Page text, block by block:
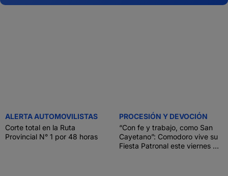
ALERTA AUTOMOVILISTAS
Corte total en la Ruta
Provincial N° 1 por 48 horas
PROCESIÓN Y DEVOCIÓN
“Con fe y trabajo, como San
Cayetano”: Comodoro vive su
Fiesta Patronal este viernes 7